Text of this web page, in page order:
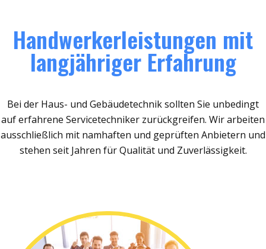
Handwerkerleistungen mit
langjähriger Erfahrung
Bei der Haus- und Gebäudetechnik sollten Sie unbedingt
auf erfahrene Servicetechniker zurückgreifen. Wir arbeiten
ausschließlich mit namhaften und geprüften Anbietern und
stehen seit Jahren für Qualität und Zuverlässigkeit.